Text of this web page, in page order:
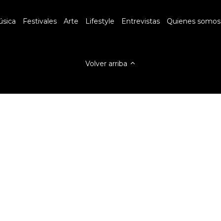
Festivales Arte Lifestyle Entrevistas Quienes somos
Volver arriba